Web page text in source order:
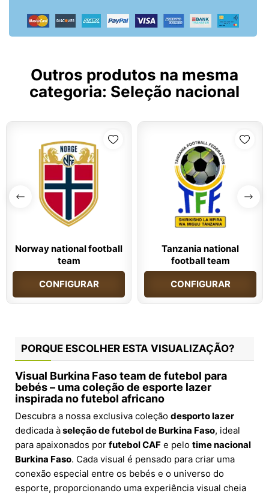
Outros produtos na mesma
categoria: Seleção nacional
Norway national football
team
CONFIGURAR
Tanzania national
football team
CONFIGURAR
PORQUE ESCOLHER ESTA VISUALIZAÇÃO?
Visual Burkina Faso team de futebol para
bebés – uma coleção de esporte lazer
inspirada no futebol africano
Descubra a nossa exclusiva coleção desporto lazer
dedicada àseleção de futebol de Burkina Faso, ideal
para apaixonados por futebol CAF e pelo time nacional
Burkina Faso. Cada visual é pensado para criar uma
conexão especial entre os bebés e o universo do
esporte, proporcionando uma experiência visual cheia